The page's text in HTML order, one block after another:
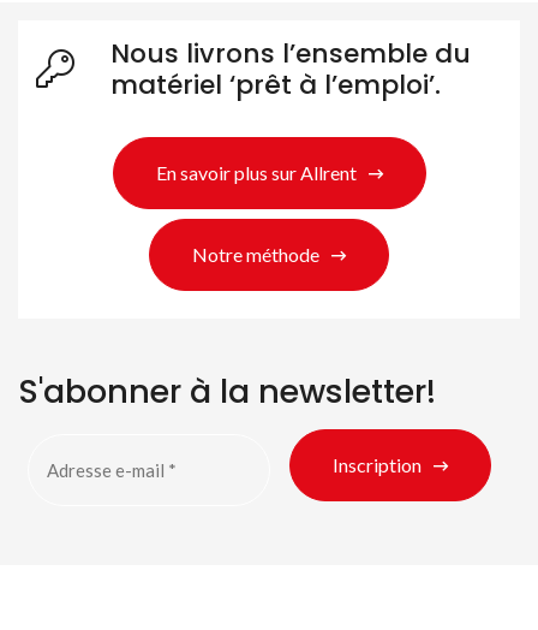
Nous livrons l’ensemble du
matériel ‘prêt à l’emploi’.
En savoir plus sur Allrent
Notre méthode
S'abonner à la newsletter!
Inscription
Rechercher des produits